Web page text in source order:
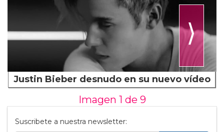
⟩
Justin Bieber desnudo en su nuevo vídeo
Imagen 1 de 9
Suscribete a nuestra newsletter: